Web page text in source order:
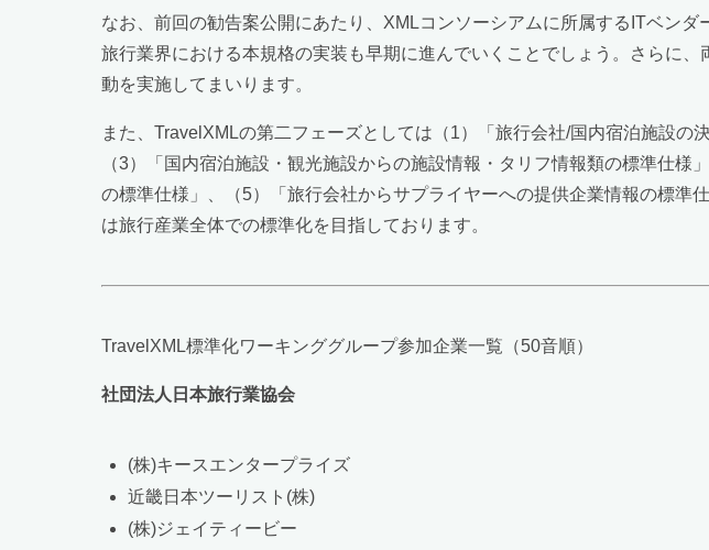
なお、前回の勧告案公開にあたり、XMLコンソーシアムに所属するITベン
旅行業界における本規格の実装も早期に進んでいくことでしょう。さらに
動を実施してまいります。
また、TravelXMLの第二フェーズとしては（1）「旅行会社/国内宿泊施設の
（3）「国内宿泊施設・観光施設からの施設情報・タリフ情報類の標準仕
の標準仕様」、（5）「旅行会社からサプライヤーへの提供企業情報の標
は旅行産業全体での標準化を目指しております。
TravelXML標準化ワーキンググループ参加企業一覧（50音順）
社団法人日本旅行業協会
(株)キースエンタープライズ
近畿日本ツーリスト(株)
(株)ジェイティービー